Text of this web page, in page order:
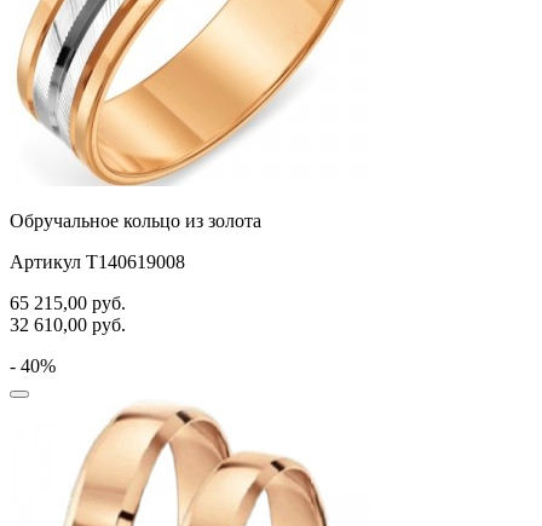
Обручальное кольцо из золота
Артикул Т140619008
65 215,00 руб.
32 610,00 руб.
- 40%